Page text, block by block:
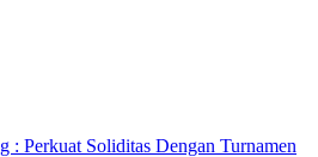
: Perkuat Soliditas Dengan Turnamen